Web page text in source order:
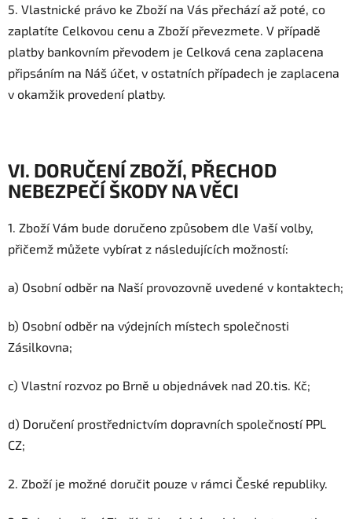
5. Vlastnické právo ke Zboží na Vás přechází až poté, co
zaplatíte Celkovou cenu a Zboží převezmete. V případě
platby bankovním převodem je Celková cena zaplacena
připsáním na Náš účet, v ostatních případech je zaplacena
v okamžik provedení platby.
VI. DORUČENÍ ZBOŽÍ, PŘECHOD
NEBEZPEČÍ ŠKODY NA VĚCI
1. Zboží Vám bude doručeno způsobem dle Vaší volby,
přičemž můžete vybírat z následujících možností:
a) Osobní odběr na Naší provozovně uvedené v kontaktech;
b) Osobní odběr na výdejních místech společnosti
Zásilkovna;
c) Vlastní rozvoz po Brně u objednávek nad 20.tis. Kč;
d) Doručení prostřednictvím dopravních společností PPL
CZ;
2. Zboží je možné doručit pouze v rámci České republiky.